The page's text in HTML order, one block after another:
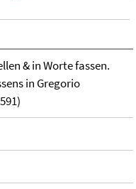
& in Worte fassen.
in Gregorio